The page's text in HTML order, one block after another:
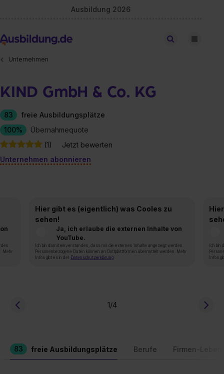
Ausbildung 2026
Stellen finden
Unternehmen
KIND GmbH & Co. KG
83
freie Ausbildungsplätze
100%
Übernahmequote
(1)
Jetzt bewerten
Unternehmen abonnieren
Mehr
Hier gibt es (eigentlich) was Cooles zu
sehen!
Ja, ich erlaube die externen Inhalte von
YouTube.
Ich bin damit einverstanden, dass mir die externen Inhalte angezeigt werden.
Personenbezogene Daten können an Drittplattformen übermittelt werden. Mehr
Infos gibt es in der Datenschutzerklärung
Ich
Infos
1/4
83 freie Ausbildungsplätze Berufe Firmen-